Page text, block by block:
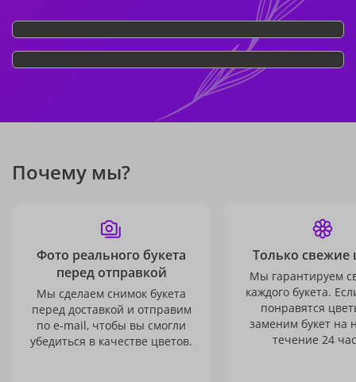
Почему мы?
Фото реального букета
перед отправкой
Мы сделаем снимок букета
перед доставкой и отправим
по e-mail, чтобы вы смогли
убедиться в качестве цветов.
Только свежие
Мы гарантируем
каждого букета.
понравятся
заменим букет на
течение 24